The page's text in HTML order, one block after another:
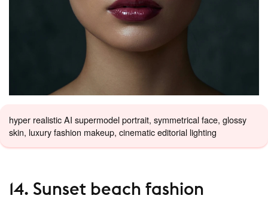
hyper realistic AI supermodel portrait, symmetrical face, glossy
skin, luxury fashion makeup, cinematic editorial lighting
14. Sunset beach fashion